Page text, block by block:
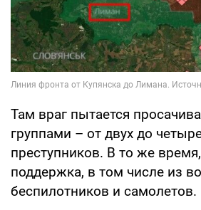
Там враг пытается
группами – от двух до
преступников. В то же
поддержка, в том числе из
беспилотников и самолетов.